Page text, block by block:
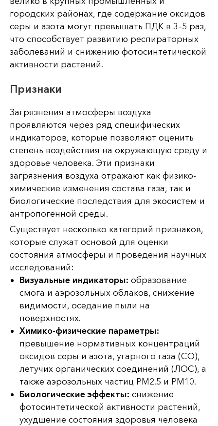
городских районах, где содержание оксидов
серы и азота могут превышать ПДК в 3–5 раз,
что способствует развитию респираторных
заболеваний и снижению фотосинтетической
активности растений.
Признаки
Загрязнения атмосферы воздуха
проявляются через ряд специфических
индикаторов, которые позволяют оценить
степень воздействия на окружающую среду и
здоровье человека. Эти признаки
загрязнения воздуха отражают как физико-
химические изменения состава газа, так и
биологические последствия для экосистем и
антропогенной среды.
Существует несколько категорий признаков,
которые служат основой для оценки
состояния атмосферы и проведения научных
исследований:
Визуальные индикаторы: образование
смога и аэрозольных облаков, снижение
видимости, оседание пыли на
поверхностях.
Химико-физические параметры:
превышение нормативных концентраций
оксидов серы и азота, угарного газа (CO),
летучих органических соединений (ЛОС), а
также аэрозольных частиц PM2.5 и PM10.
Биологические эффекты: снижение
фотосинтетической активности растений,
ухудшение состояния здоровья человека